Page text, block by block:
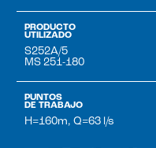
PRODUCTO
UTILIZADO
S252A/5
MS 251-180
PUNTOS
DE TRABAJO
H=160m, Q=63 l/s